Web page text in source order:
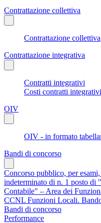
Contrattazione collettiva
Contrattazione collettiva
Contrattazione integrativa
Contratti integrativi
Costi contratti integrativi
OIV
OIV - in formato
Bandi di concorso
Concorso pubblico, per
indeterminato di n. 1 posto
Contabile" – Area dei
CCNL Funzioni Locali.
Bandi di concorso
Performance